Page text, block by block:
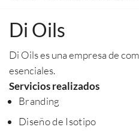
Di Oils
Di Oils es una empresa de
esenciales.
Servicios realizados
Branding
Diseño de Isotipo